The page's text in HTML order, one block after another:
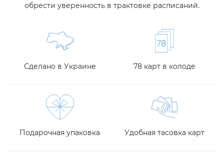
обрести уверенность в трактовке расписаний.
Сделано в Украине 78 карт в колоде
Подарочная упаковка Удобная тасовка карт